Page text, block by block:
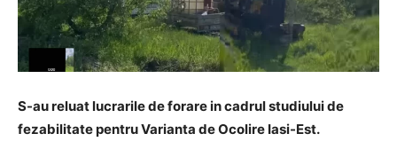
S-au reluat lucrarile de forare in cadrul studiului de
fezabilitate pentru Varianta de Ocolire Iasi-Est.